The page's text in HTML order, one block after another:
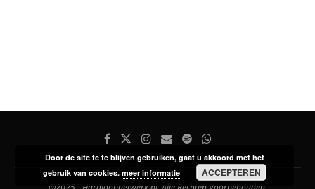
Door de site te te blijven gebruiken, gaat u akkoord met het
gebruik van cookies.meer informatie ACCEPTEREN